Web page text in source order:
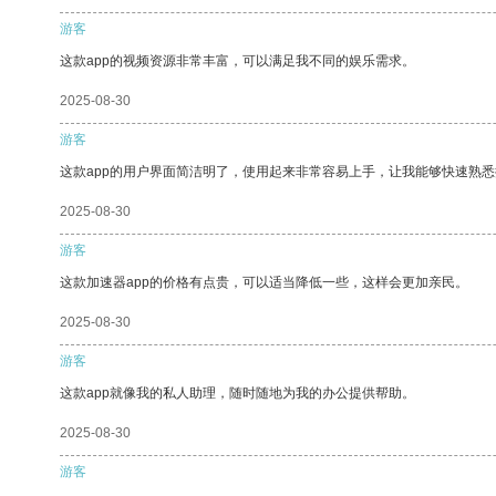
游客
这款app的视频资源非常丰富，可以满足我不同的娱乐需求。
2025-08-30
游客
这款app的用户界面简洁明了，使用起来非常容易上手，让我能够快速熟
2025-08-30
游客
这款加速器app的价格有点贵，可以适当降低一些，这样会更加亲民。
2025-08-30
游客
这款app就像我的私人助理，随时随地为我的办公提供帮助。
2025-08-30
游客